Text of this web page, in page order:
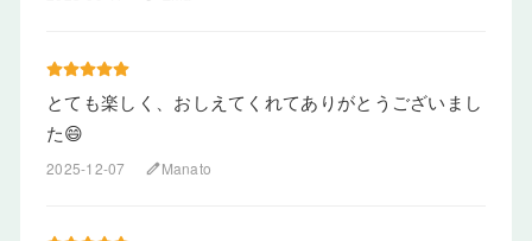
とても楽しく、おしえてくれてありがとうございまし
た😄
2025-12-07 editManato